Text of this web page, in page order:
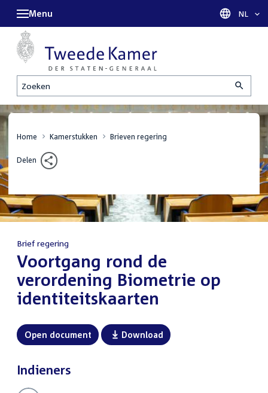
Zoeken
Menu Taal
NL
Home Kamerstukken Brieven regering
Delen
Brief regering
:Voortgang rond de
verordening Biometrie op
identiteitskaarten
Open document Download
Indieners